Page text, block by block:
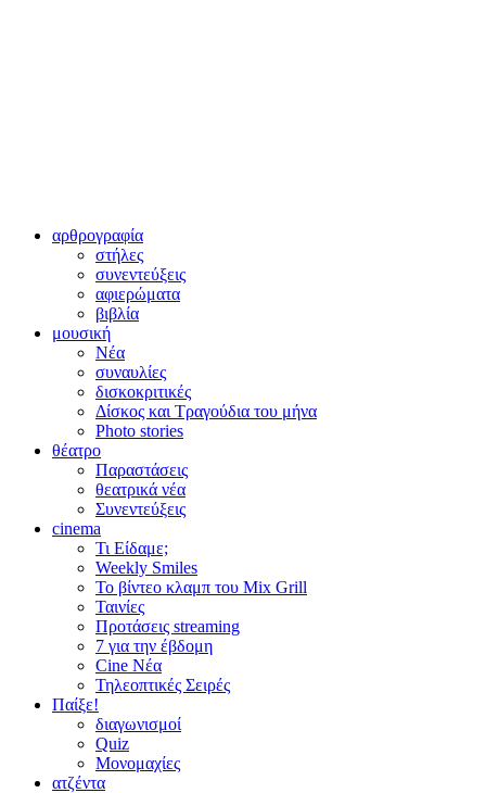
αρθρογραφία
στήλες
συνεντεύξεις
αφιερώματα
βιβλία
μουσική
Νέα
συναυλίες
δισκοκριτικές
Δίσκος και Τραγούδια του μήνα
Photo stories
θέατρο
Παραστάσεις
θεατρικά νέα
Συνεντεύξεις
cinema
Τι Είδαμε;
Weekly Smiles
Το βίντεο κλαμπ του Mix Grill
Ταινίες
Προτάσεις streaming
7 για την έβδομη
Cine Νέα
Τηλεοπτικές Σειρές
Παίξε!
διαγωνισμοί
Quiz
Μονομαχίες
ατζέντα